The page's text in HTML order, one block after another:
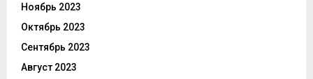
Ноябрь 2023
Октябрь 2023
Сентябрь 2023
Август 2023